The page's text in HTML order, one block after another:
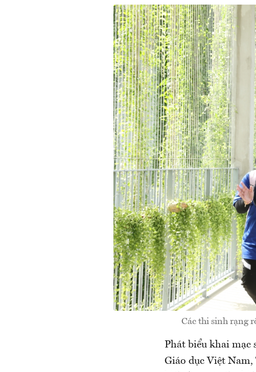
Các thi sinh rạng
Phát biểu khai mạc
Giáo dục Việt Nam,